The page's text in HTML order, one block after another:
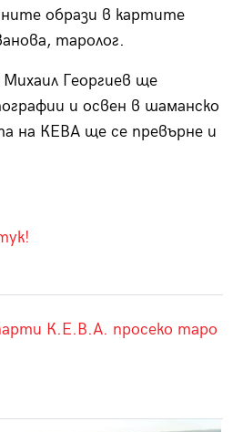
образи в картите
таролог.
Георгиев ще
и освен в шаманско
на КЕВА ще се превърне и
К.Е.В.А. просеко таро